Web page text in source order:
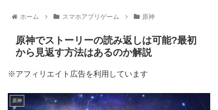
ホーム スマホアプリゲーム 原神
原神でストーリーの読み返しは可能?最初
から見返す方法はあるのか解説
※アフィリエイト広告を利用しています
原神